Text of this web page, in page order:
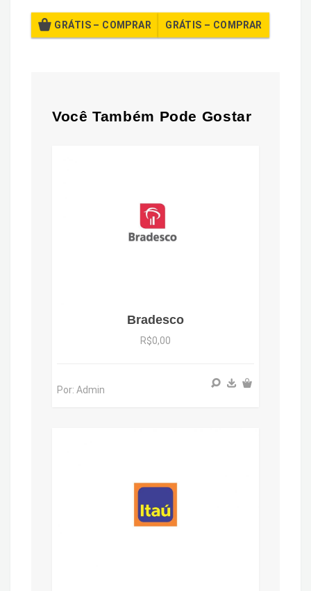
GRÁTIS – COMPRAR
Você Também Pode Gostar
Bradesco
R$0,00
Por: Admin